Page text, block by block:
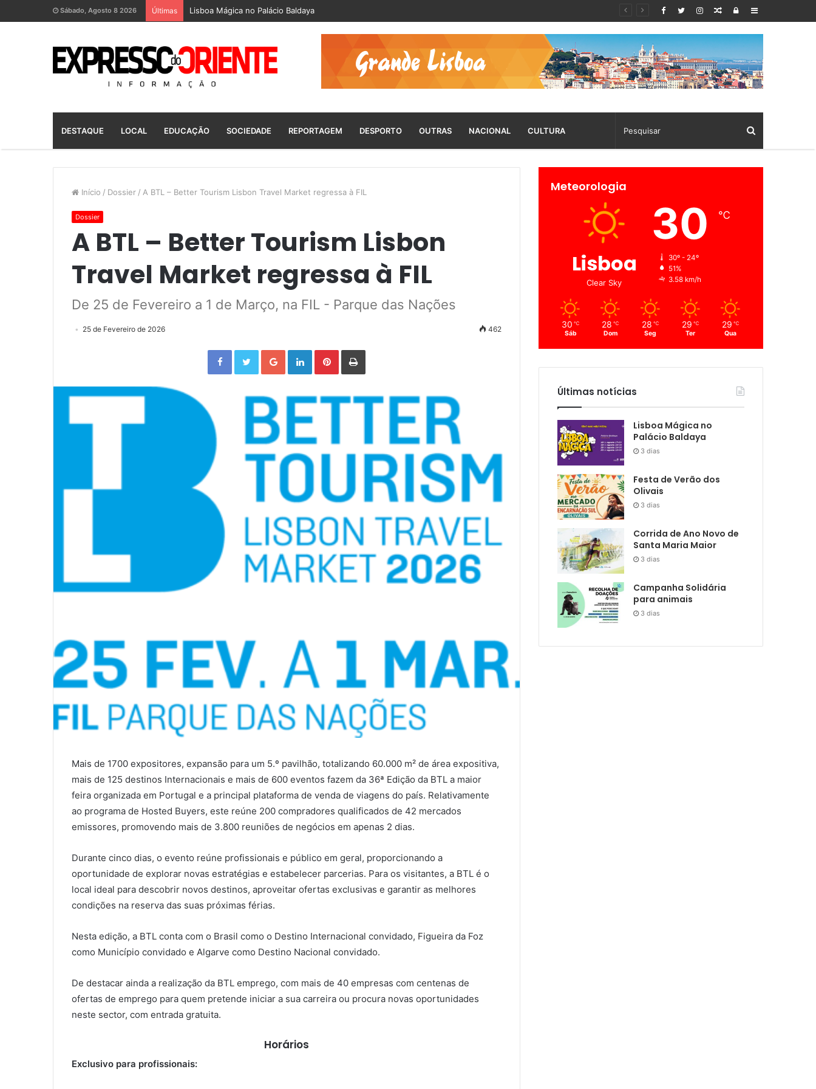
Sábado, Agosto 8 2026 Últimas Lisboa Mágica no Palácio Baldaya Sidebar
Log
Random
DESTAQUE LOCAL EDUCAÇÃO SOCIEDADE REPORTAGEM DESPORTO OUTRAS NACIONAL CULTURA
Início / Dossier / A BTL – Better Tourism Lisbon Travel Market regressa à FIL
Dossier
A BTL – Better Tourism Lisbon
Travel Market regressa à FIL
De 25 de Fevereiro a 1 de Março, na FIL - Parque das Nações
25 de Fevereiro de 2026 462
Facebook Twitter Google+ LinkedIn Pinterest
Mais de 1700 expositores, expansão para um 5.º pavilhão, totalizando 60.000 m² de área expositiva,
mais de 125 destinos Internacionais e mais de 600 eventos fazem da 36ª Edição da BTL a maior
feira organizada em Portugal e a principal plataforma de venda de viagens do país. Relativamente
ao programa de Hosted Buyers, este reúne 200 compradores qualificados de 42 mercados
emissores, promovendo mais de 3.800 reuniões de negócios em apenas 2 dias.
Durante cinco dias, o evento reúne profissionais e público em geral, proporcionando a
oportunidade de explorar novas estratégias e estabelecer parcerias. Para os visitantes, a BTL é o
local ideal para descobrir novos destinos, aproveitar ofertas exclusivas e garantir as melhores
condições na reserva das suas próximas férias.
Nesta edição, a BTL conta com o Brasil como o Destino Internacional convidado, Figueira da Foz
como Município convidado e Algarve como Destino Nacional convidado.
De destacar ainda a realização da BTL emprego, com mais de 40 empresas com centenas de
ofertas de emprego para quem pretende iniciar a sua carreira ou procura novas oportunidades
neste sector, com entrada gratuita.
Horários
Exclusivo para profissionais:
Meteorologia
Lisboa
Clear Sky
30 ℃
30º - 24º
51%
3.58 km/h
30 ℃
Sáb
28 ℃
Dom
28 ℃
Seg
29 ℃
Ter
29 ℃
Qua
Últimas notícias
Lisboa Mágica no
Palácio Baldaya
3 dias
Festa de Verão dos
Olivais
3 dias
Corrida de Ano Novo de
Santa Maria Maior
3 dias
Campanha Solidária
para animais
3 dias